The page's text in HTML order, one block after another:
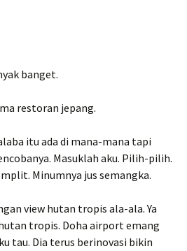
banget.
restoran jepang.
itu ada di mana-mana tapi
Masuklah aku. Pilih-pilih.
Minumnya jus semangka.
view hutan tropis ala-ala. Ya
tropis. Doha airport emang
tau. Dia terus berinovasi bikin